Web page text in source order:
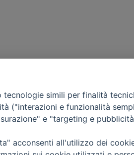
tecnologie simili per finalità
("interazioni e funzionalità
e "targeting e
acconsenti all'utilizzo dei